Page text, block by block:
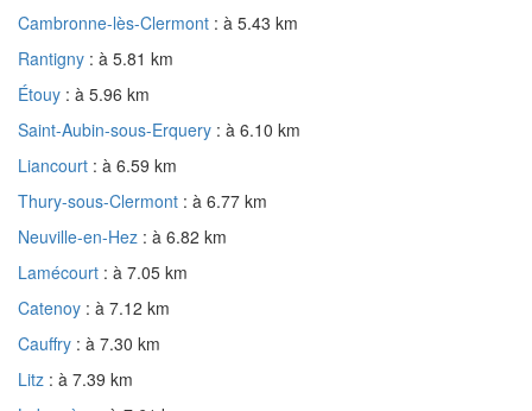
Cambronne-lès-Clermont : à 5.43 km
Rantigny : à 5.81 km
Étouy : à 5.96 km
Saint-Aubin-sous-Erquery : à 6.10 km
Liancourt : à 6.59 km
Thury-sous-Clermont : à 6.77 km
Neuville-en-Hez : à 6.82 km
Lamécourt : à 7.05 km
Catenoy : à 7.12 km
Cauffry : à 7.30 km
Litz : à 7.39 km